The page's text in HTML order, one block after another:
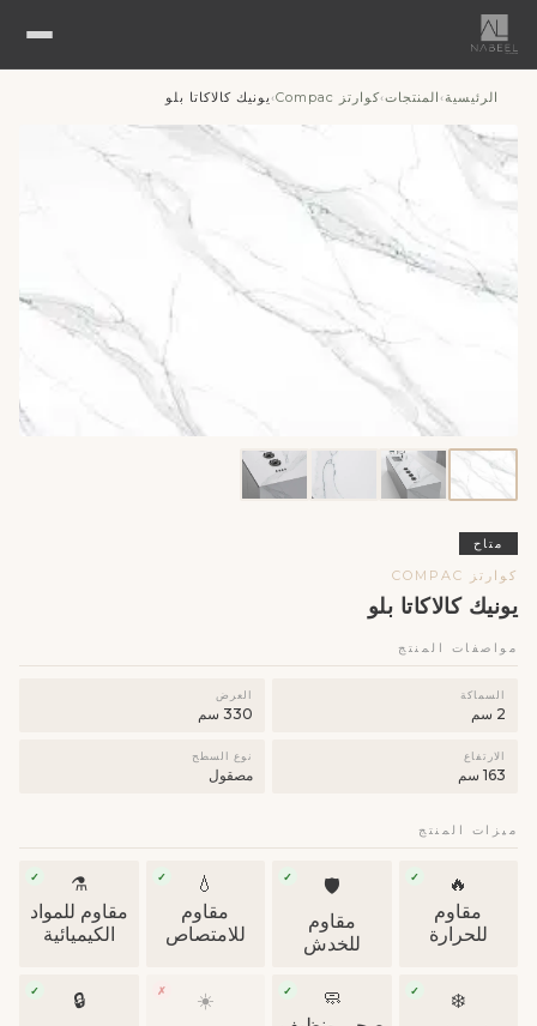
الرئيسية›المنتجات›كوارتز Compac ›يونيك كالاكاتا بلو
متاح
كوارتز COMPAC
يونيك كالاكاتا بلو
مواصفات المنتج
السماكة
2 سم
العرض
330 سم
الارتفاع
163 سم
نوع السطح
مصقول
ميزات المنتج
🔥
✓
مقاوم
للحرارة
🛡
✓
مقاوم
للخدش
💧
✓
مقاوم
للامتصاص
⚗️
✓
مقاوم للمواد
الكيميائية
❄️
✓
🧼
✓
☀️
✗
🔒
✓